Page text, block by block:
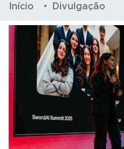
Início Divulgação